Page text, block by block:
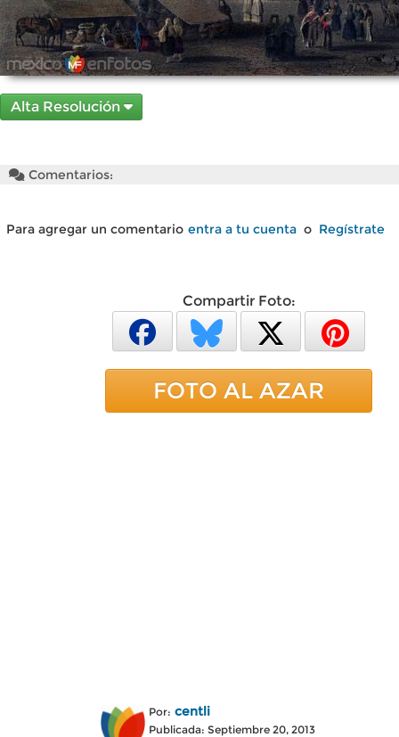
Alta Resolución
Comentarios:
Para agregar un comentario entra a tu cuenta o Regístrate
Compartir Foto:
FOTO AL AZAR
Por: centli
Publicada: Septiembre 20, 2013